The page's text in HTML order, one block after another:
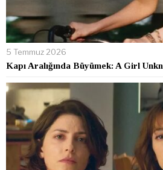
5 Temmuz 2026
Kapı Aralığında Büyümek: A Girl